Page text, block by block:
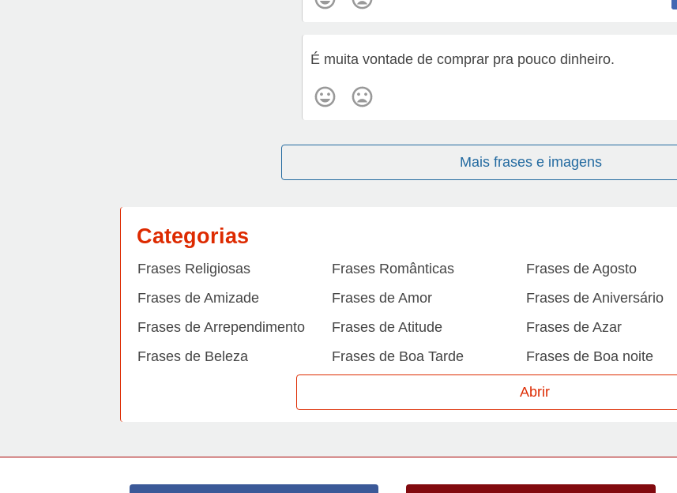
É muita vontade de comprar pra pouco dinheiro.
Mais frases e imagens
Categorias
Frases Religiosas Frases Românticas Frases de Agosto
Frases de Amizade
Frases de Amor Frases de Aniversário
Frases de Arrependimento
Frases de Atitude Frases de Azar
Frases de Beleza
Frases de Boa Tarde Frases de Boa noite
Frases de Caráter
Frases de Desculpa Frases de Dezembro
Abrir